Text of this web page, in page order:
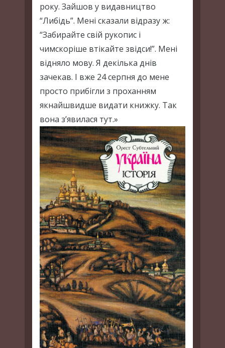
року. Зайшов у видавництво
“Либідь”. Мені сказали відразу ж:
“Забирайте свій рукопис і
чимскоріше втікайте звідси!”. Мені
відняло мову. Я декілька днів
зачекав. І вже 24 серпня до мене
просто прибігли з проханням
якнайшвидше видати книжку. Так
вона з’явилася тут.»